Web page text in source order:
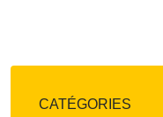
CATÉGORIES